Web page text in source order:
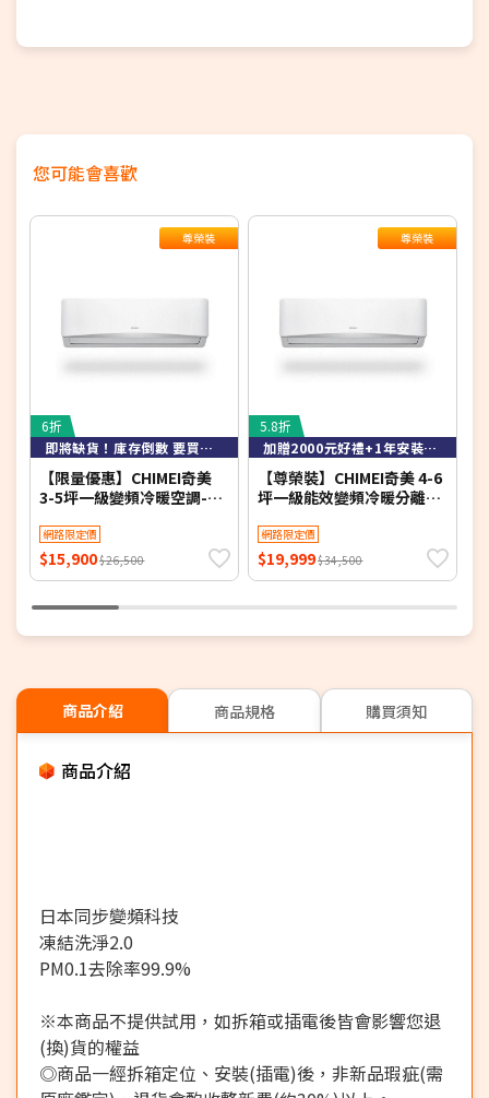
您可能會喜歡
尊榮裝
6折
即將缺貨！庫存倒數 要買要快！
【限量優惠】CHIMEI奇美
3-5坪一級變頻冷暖空調-星
S29HG1 【含基本安裝+舊
機回收】【加贈2000元好禮
+1年安裝保固】
網路限定價
$15,900$26,500
尊榮裝
5.8折
加贈2000元好禮+1年安裝保固
【尊榮裝】CHIMEI奇美 4-6
坪一級能效變頻冷暖分離式
S37HG1-1/RC-
S37HG1【含基本安裝+舊機
回收】【加贈2000元好禮
網路限定價
$19,999$34,500
商品介紹 商品規格 購買須知
商品介紹
日本同步變頻科技
凍結洗淨2.0
PM0.1去除率99.9%
※本商品不提供試用，如拆箱或插電後皆會影響您退
(換)貨的權益
◎商品一經拆箱定位、安裝(插電)後，非新品瑕疵(需